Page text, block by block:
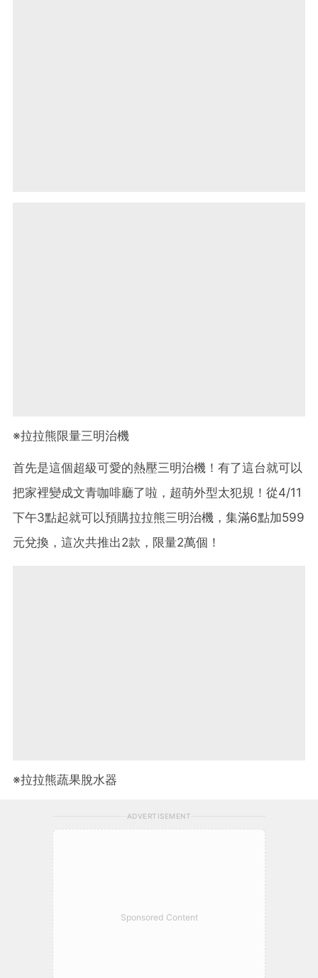
※拉拉熊限量三明治機
首先是這個超級可愛的熱壓三明治機！有了這台就可以
把家裡變成文青咖啡廳了啦，超萌外型太犯規！從4/11
下午3點起就可以預購拉拉熊三明治機，集滿6點加599
元兌換，這次共推出2款，限量2萬個！
※拉拉熊蔬果脫水器
ADVERTISEMENT
Sponsored Content